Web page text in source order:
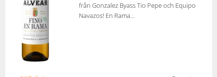
från Gonzalez Byass Tio Pepe och Equipo
Navazos! En Rama...